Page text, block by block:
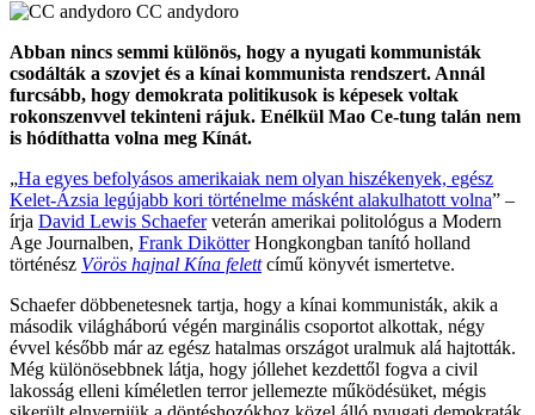
CC andydoro
Abban nincs semmi különös, hogy a nyugati kommunisták
csodálták a szovjet és a kínai kommunista rendszert. Annál
furcsább, hogy demokrata politikusok is képesek voltak
rokonszenvvel tekinteni rájuk. Enélkül Mao Ce-tung talán nem
is hódíthatta volna meg Kínát.
„Ha egyes befolyásos amerikaiak nem olyan hiszékenyek, egész
Kelet-Ázsia legújabb kori történelme másként alakulhatott volna” –
írja David Lewis Schaeferveterán amerikai politológus a Modern
Age Journalben, Frank DikötterHongkongban tanító holland
történész Vörös hajnal Kína felettcímű könyvét ismertetve.
Schaefer döbbenetesnek tartja, hogy a kínai kommunisták, akik a
második világháború végén marginális csoportot alkottak, négy
évvel később már az egész hatalmas országot uralmuk alá hajtották.
Még különösebbnek látja, hogy jóllehet kezdettől fogva a civil
lakosság elleni kíméletlen terror jellemezte működésüket, mégis